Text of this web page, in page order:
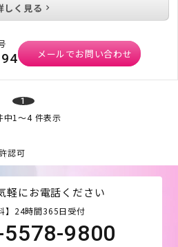
しく見る
メールでお問い合わせ
1
中1〜4件表示
認可
軽にお電話ください
】24時間365日受付
9800